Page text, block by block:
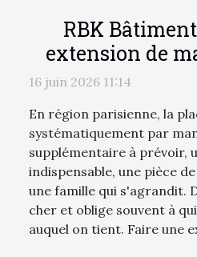
RBK
extension de
pour gagner de
changer
16 juin 2026 11:14
En région parisienne, la
systématiquement par
supplémentaire à prévoir,
indispensable, une pièce
une famille qui s'agrandit.
cher et oblige souvent à
auquel on tient. Faire une